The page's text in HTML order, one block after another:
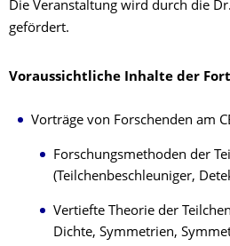
Die Veranstaltung wird durch die
gefördert.
Voraussichtliche Inhalte der
Vorträge von Forschenden am
Forschungsmethoden der
(Teilchenbeschleuniger,
Vertiefte Theorie der
Dichte, Symmetrien,